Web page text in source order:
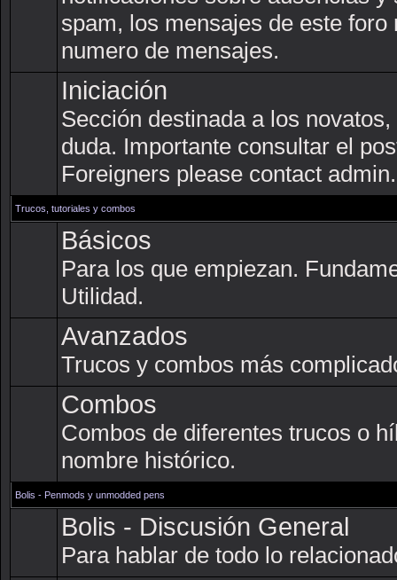
spam, los mensajes de este foro
numero de mensajes.
Iniciación
Sección destinada a los
duda. Importante consultar el
Foreigners please contact admin.
Trucos, tutoriales y combos
Básicos
Para los que empiezan.
Utilidad.
Avanzados
Trucos y combos más
Combos
Combos de diferentes trucos o
nombre histórico.
Bolis - Penmods y unmodded pens
Bolis - Discusión General
Para hablar de todo lo